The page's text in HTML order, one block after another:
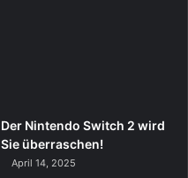
Der Nintendo Switch 2 wird
Sie überraschen!
April 14, 2025